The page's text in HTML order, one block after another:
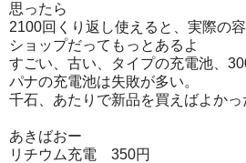
思ったら
2100回くり返し使えると、実際の
ショップだってもっとあるよ
すごい、古い、タイプの充電池、
パナの充電池は失敗が多い。
千石、あたりで新品を買えばよかっ
あきばおー
リチウム充電 350円